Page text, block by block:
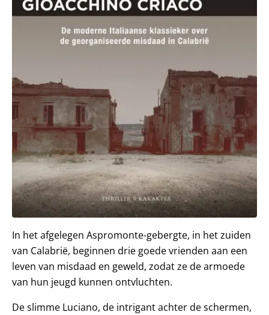
In het afgelegen Aspromonte-gebergte, in het zuiden
van Calabrië, beginnen drie goede vrienden aan een
leven van misdaad en geweld, zodat ze de armoede
van hun jeugd kunnen ontvluchten.
De slimme Luciano, de intrigant achter de schermen,